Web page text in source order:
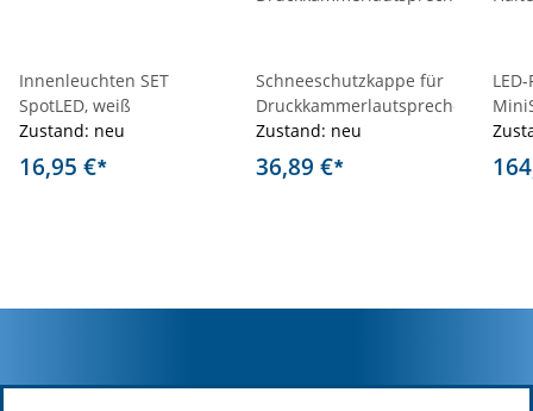
Innenleuchten SET
SpotLED, weiß
Zustand: neu
16,95 €*
Schneeschutzkappe für
Druckkammerlautsprecher
Zustand: neu
36,89 €*